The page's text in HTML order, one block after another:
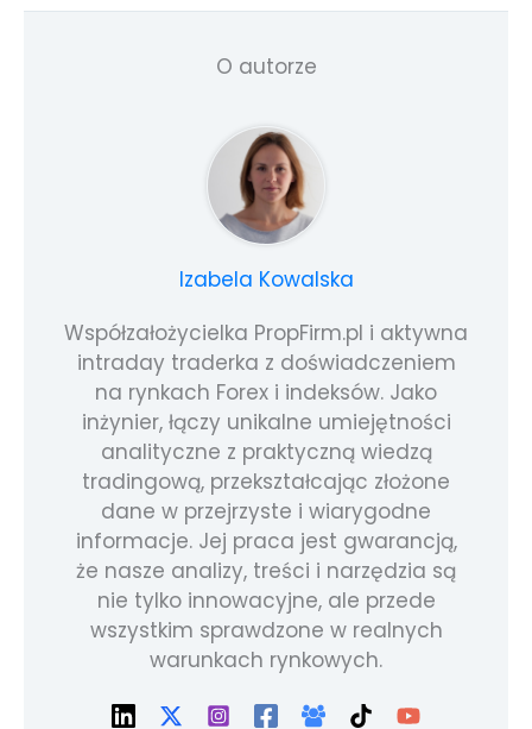
O autorze
Izabela Kowalska
Współzałożycielka PropFirm.pl i aktywna
intraday traderka z doświadczeniem
na rynkach Forex i indeksów. Jako
inżynier, łączy unikalne umiejętności
analityczne z praktyczną wiedzą
tradingową, przekształcając złożone
dane w przejrzyste i wiarygodne
informacje. Jej praca jest gwarancją,
że nasze analizy, treści i narzędzia są
nie tylko innowacyjne, ale przede
wszystkim sprawdzone w realnych
warunkach rynkowych.